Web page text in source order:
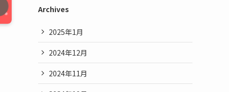
Archives
2025年1月
2024年12月
2024年11月